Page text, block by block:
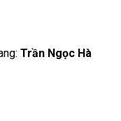
Trần Ngọc Hà